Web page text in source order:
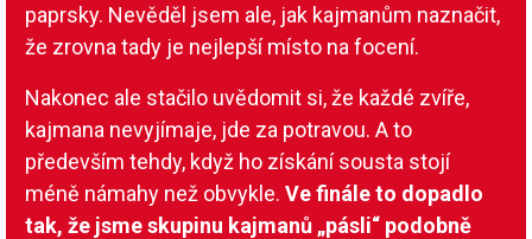
paprsky. Nevěděl jsem ale, jak kajmanům naznačit,
že zrovna tady je nejlepší místo na focení.
Nakonec ale stačilo uvědomit si, že každé zvíře,
kajmana nevyjímaje, jde za potravou. A to
především tehdy, když ho získání sousta stojí
méně námahy než obvykle. Ve finále to dopadlo
tak, že jsme skupinu kajmanů „pásli“ podobně